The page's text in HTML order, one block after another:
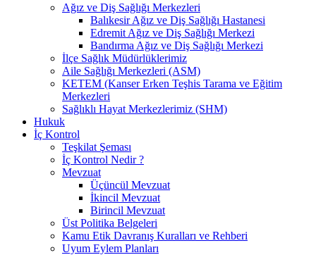
Ağız ve Diş Sağlığı Merkezleri
Balıkesir Ağız ve Diş Sağlığı Hastanesi
Edremit Ağız ve Diş Sağlığı Merkezi
Bandırma Ağız ve Diş Sağlığı Merkezi
İlçe Sağlık Müdürlüklerimiz
Aile Sağlığı Merkezleri (ASM)
KETEM (Kanser Erken Teşhis Tarama ve Eğitim
Merkezleri
Sağlıklı Hayat Merkezlerimiz (SHM)
Hukuk
İç Kontrol
Teşkilat Şeması
İç Kontrol Nedir ?
Mevzuat
Üçüncül Mevzuat
İkincil Mevzuat
Birincil Mevzuat
Üst Politika Belgeleri
Kamu Etik Davranış Kuralları ve Rehberi
Uyum Eylem Planları